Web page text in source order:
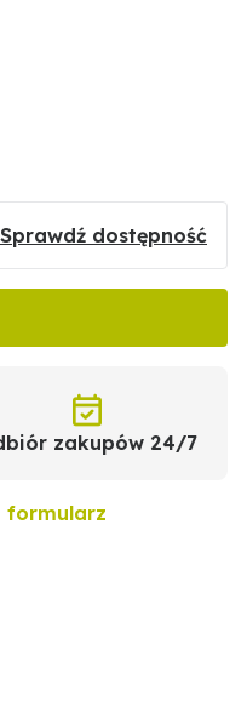
Sprawdź dostępność
zakupów 24/7
formularz